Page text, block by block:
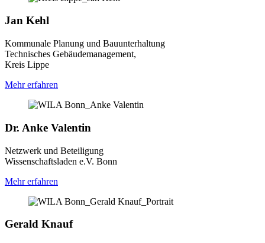
Jan Kehl
Kommunale Planung und Bauunterhaltung
Technisches Gebäudemanagement,
Kreis Lippe
Mehr erfahren
Dr. Anke Valentin
Netzwerk und Beteiligung
Wissenschaftsladen e.V. Bonn
Mehr erfahren
Gerald Knauf